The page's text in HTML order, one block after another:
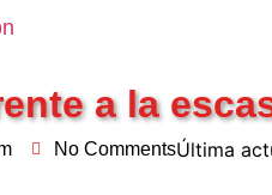
a la
No CommentsÚltima